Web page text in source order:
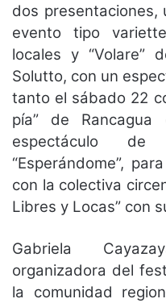
dos presentaciones,
evento tipo
locales y “Volare”
Solutto, con un
tanto el sábado 22
pía” de Rancagua
espectáculo de
“Esperándome”,
con la colectiva
Libres y Locas” con
Gabriela
organizadora del
la comunidad